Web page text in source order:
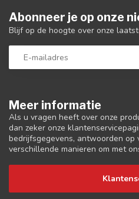
Meer informatie
Als u vragen heeft over onze
dan zeker onze
bedrijfsgegevens, antwoorden op
verschillende manieren om met
Abonneer je op onze
Blijf op de hoogte over onze